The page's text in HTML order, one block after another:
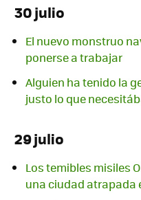
30 julio
El nuevo monstruo
ponerse a trabajar
Alguien ha tenido la
justo lo que
29 julio
Los temibles misiles
una ciudad atrapada